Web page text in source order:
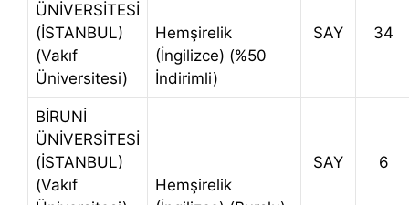
ÜNİVERSİTESİ
(İSTANBUL)
(Vakıf
Üniversitesi)
Hemşirelik
(İngilizce) (%50
İndirimli)
SAY 34
BİRUNİ
ÜNİVERSİTESİ
(İSTANBUL)
(Vakıf
Hemşirelik
SAY 6